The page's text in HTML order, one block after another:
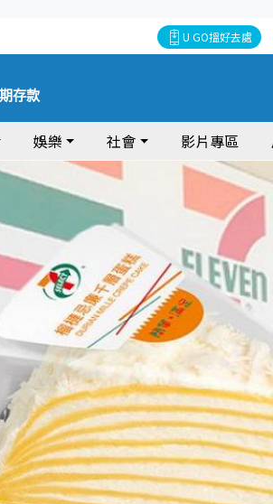
U GO搵好去處
存款
娛樂 社會 影片專區